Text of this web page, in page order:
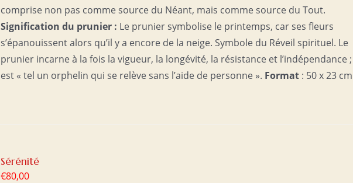
comprise non pas comme source du Néant, mais comme source du Tout.
Signification du prunier : Le prunier symbolise le printemps, car ses fleurs
s’épanouissent alors qu’il y a encore de la neige. Symbole du Réveil spirituel. Le
prunier incarne à la fois la vigueur, la longévité, la résistance et l’indépendance
est « tel un orphelin qui se relève sans l’aide de personne ». Format : 50 x 23 cm
Sérénité
€80,00